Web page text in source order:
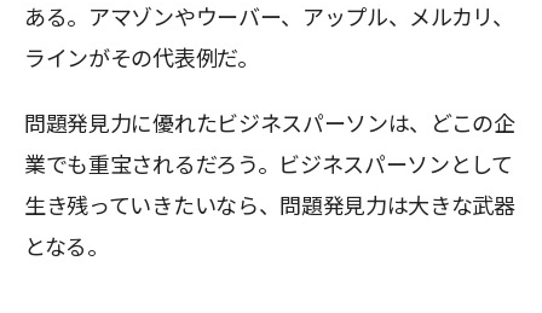
ある。アマゾンやウーバー、アップル、メルカリ、
ラインがその代表例だ。
問題発見力に優れたビジネスパーソンは、どこの企
業でも重宝されるだろう。ビジネスパーソンとして
生き残っていきたいなら、問題発見力は大きな武器
となる。